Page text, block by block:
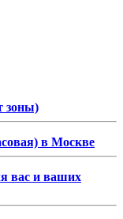
зоны)
в Москве
вас и ваших